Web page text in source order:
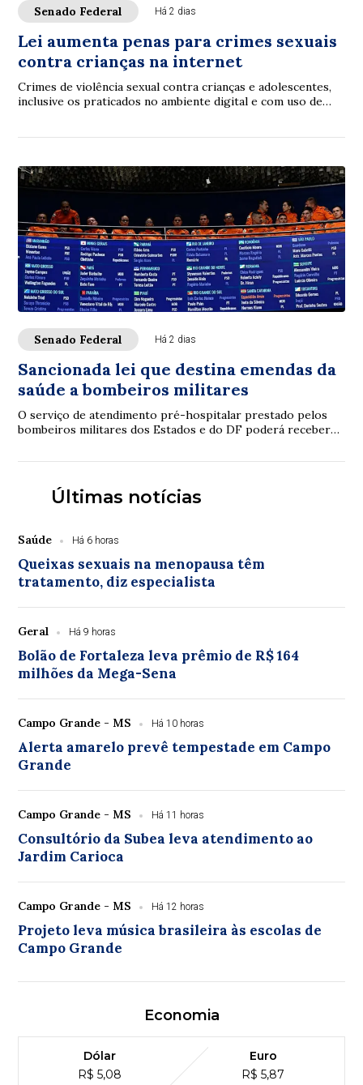
Senado Federal Há 2 dias
Lei aumenta penas para crimes sexuais
contra crianças na internet
Crimes de violência sexual contra crianças e adolescentes,
inclusive os praticados no ambiente digital e com uso de
Senado Federal Há 2 dias
Sancionada lei que destina emendas da
saúde a bombeiros militares
O serviço de atendimento pré-hospitalar prestado pelos
bombeiros militares dos Estados e do DF poderá receber
Últimas notícias
Saúde Há 6 horas
Queixas sexuais na menopausa têm
tratamento, diz especialista
Geral Há 9 horas
Bolão de Fortaleza leva prêmio de R$ 164
milhões da Mega-Sena
Campo Grande - MS Há 10 horas
Alerta amarelo prevê tempestade em Campo
Grande
Campo Grande - MS Há 11 horas
Consultório da Subea leva atendimento ao
Jardim Carioca
Campo Grande - MS Há 12 horas
Projeto leva música brasileira às escolas de
Campo Grande
Economia
Dólar
R$ 5,08
Euro
R$ 5,87